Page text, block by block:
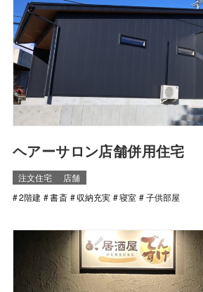
ヘアーサロン店舗併用住宅
注文住宅
店舗
2階建
書斎 収納充実 寝室 子供部屋